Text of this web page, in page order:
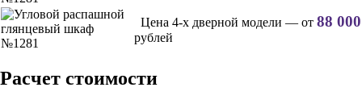
Цена 4-х дверной модели — от 88 000
рублей
Расчет стоимости